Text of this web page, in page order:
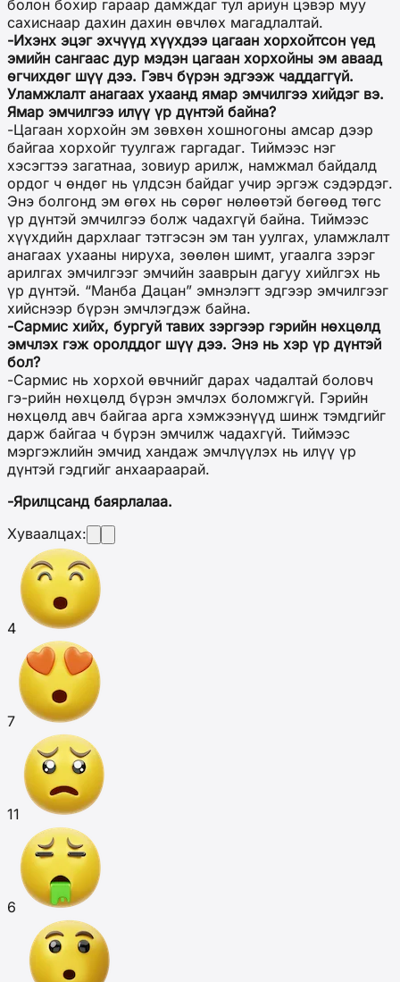
болон бохир гараар дамждаг тул ариун цэвэр муу
сахиснаар дахин дахин өвчлөх магадлалтай.
-Ихэнх эцэг эхчүүд хүүхдээ цагаан хорхойтсон үед
эмийн сангаас дур мэдэн цагаан хорхойны эм аваад
өгчихдөг шүү дээ. Гэвч бүрэн эдгээж чаддаггүй.
Уламжлалт анагаах ухаанд ямар эмчилгээ хийдэг вэ.
Ямар эмчилгээ илүү үр дүнтэй байна?
-Цагаан хорхойн эм зөвхөн хошногоны амсар дээр
байгаа хорхойг туулгаж гаргадаг. Тиймээс нэг
хэсэгтээ загатнаа, зовиур арилж, намжмал байдалд
ордог ч өндөг нь үлдсэн байдаг учир эргэж сэдэрдэг.
Энэ болгонд эм өгөх нь сөрөг нөлөөтэй бөгөөд төгс
үр дүнтэй эмчилгээ болж чадахгүй байна. Тиймээс
хүүхдийн дархлааг тэтгэсэн эм тан уулгах, уламжлалт
анагаах ухааны нируха, зөөлөн шимт, угаалга зэрэг
арилгах эмчилгээг эмчийн зааврын дагуу хийлгэх нь
үр дүнтэй. “Манба Дацан” эмнэлэгт эдгээр эмчилгээг
хийснээр бүрэн эмчлэгдэж байна.
-Сармис хийх, бургуй тавих зэргээр гэрийн нөхцөлд
эмчлэх гэж оролддог шүү дээ. Энэ нь хэр үр дүнтэй
бол?
-Сармис нь хорхой өвчнийг дарах чадалтай боловч
гэ-рийн нөхцөлд бүрэн эмчлэх боломжгүй. Гэрийн
нөхцөлд авч байгаа арга хэмжээнүүд шинж тэмдгийг
дарж байгаа ч бүрэн эмчилж чадахгүй. Тиймээс
мэргэжлийн эмчид хандаж эмчлүүлэх нь илүү үр
дүнтэй гэдгийг анхаараарай.
-Ярилцсанд баярлалаа.
Хуваалцах:
4
7
11
6